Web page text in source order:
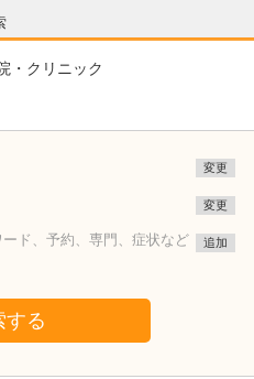
・クリニック
変更
変更
ド、予約、専門、症状など
追加
する